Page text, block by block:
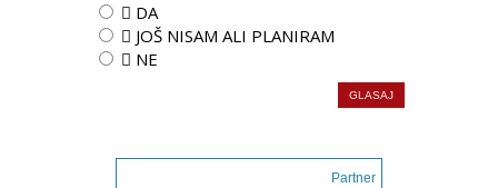
 DA
 JOŠ NISAM ALI PLANIRAM
 NE
Partner